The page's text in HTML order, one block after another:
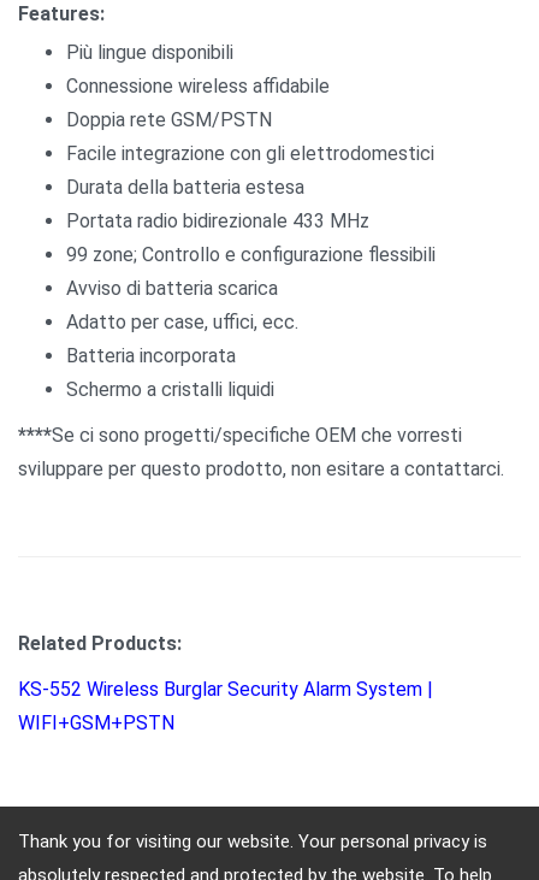
Thank you for visiting our website. Your personal privacy is
absolutely respected and protected by the website. To help
Features:
Più lingue disponibili
Connessione wireless affidabile
Doppia rete GSM/PSTN
Facile integrazione con gli elettrodomestici
Durata della batteria estesa
Portata radio bidirezionale 433 MHz
99 zone; Controllo e configurazione flessibili
Avviso di batteria scarica
Adatto per case, uffici, ecc.
Batteria incorporata
Schermo a cristalli liquidi
****Se ci sono progetti/specifiche OEM che vorresti
sviluppare per questo prodotto, non esitare a contattarci.
Related Products:
KS-552 Wireless Burglar Security Alarm System |
WIFI+GSM+PSTN